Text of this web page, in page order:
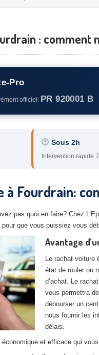
: comment
Pro
officiel: PR 920001 B
Sous 2h
Intervention rapide
à Fourdrain:
pas quoi en faire? Chez
que vous puissiez vous
Avantage
Le rachat voiture
état de rouler ou
d’achat. Le
vous permettra
débourser un
nous fournir les
délais.
et efficace qui